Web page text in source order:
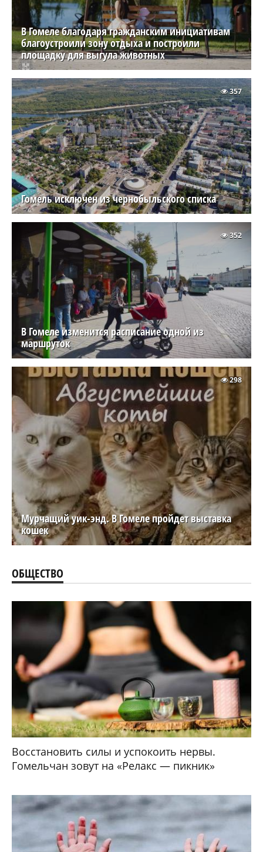
В Гомеле благодаря гражданским инициативам
благоустроили зону отдыха и построили
площадку для выгула животных
Гомель исключен из чернобыльского списка
357
В Гомеле изменится расписание одной из
маршруток
352
Мурчащий уик-энд. В Гомеле пройдет выставка
кошек
298
ОБЩЕСТВО
Восстановить силы и успокоить нервы.
Гомельчан зовут на «Релакс — пикник»